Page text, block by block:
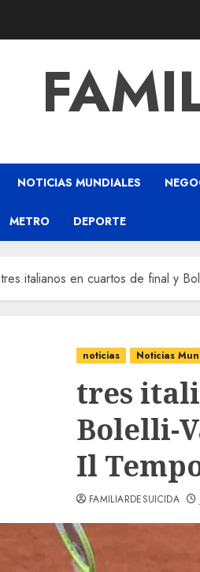
NOTICIAS MUNDIALES
METRO DEPORTE
tres italianos en cuartos de final y
noticias Noticias
tres
Bolelli-
Il
FAMILIARDESUICIDA